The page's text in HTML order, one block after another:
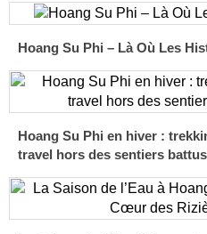
Hoang Su Phi – Là Où Les
Hoang Su Phi en hiver :
travel hors des sentiers